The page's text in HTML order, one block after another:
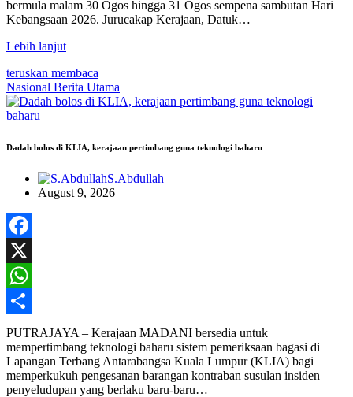
bermula malam 30 Ogos hingga 31 Ogos sempena sambutan Hari
Kebangsaan 2026. Jurucakap Kerajaan, Datuk…
Lebih lanjut
teruskan membaca
Nasional Berita Utama
Dadah bolos di KLIA, kerajaan pertimbang guna teknologi baharu
S.Abdullah
August 9, 2026
Facebook
X
WhatsApp
Share
PUTRAJAYA – Kerajaan MADANI bersedia untuk
mempertimbang teknologi baharu sistem pemeriksaan bagasi di
Lapangan Terbang Antarabangsa Kuala Lumpur (KLIA) bagi
memperkukuh pengesanan barangan kontraban susulan insiden
penyeludupan yang berlaku baru-baru…